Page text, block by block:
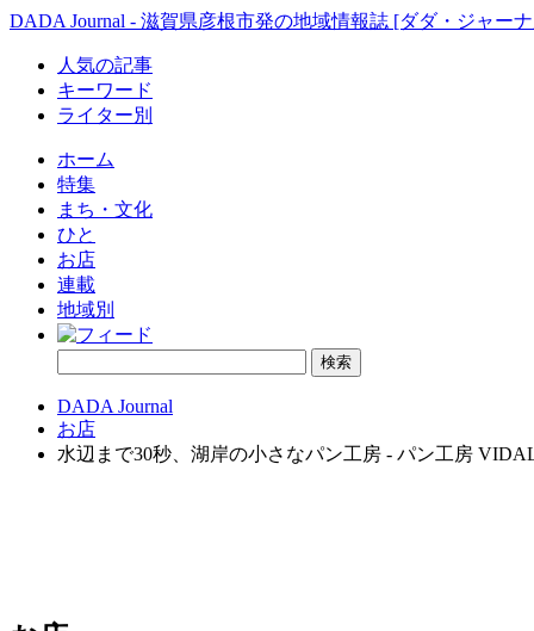
DADA Journal - 滋賀県彦根市発の地域情報誌 [ダダ・ジャー
人気の記事
キーワード
ライター別
ホーム
特集
まち・文化
ひと
お店
連載
地域別
DADA Journal
お店
水辺まで30秒、湖岸の小さなパン工房 - パン工房